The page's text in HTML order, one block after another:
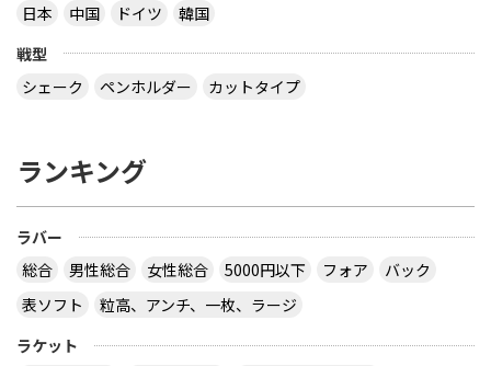
なら接着層 15% もありえますね 【質問】 （１）卓
ラケットで フォア面に近い所に 厚い接着層を入れ
る想定をしたのでしょうか？
いケースもあり得ますよ。 ２枚合板、昔にあったセ
板だったか、４枚合板だったかは忘れましたが。
サイトを見る
日本
中国 ドイツ
韓国
戦型
シェーク
ペンホルダー カットタイプ
ランキング
ラバー
総合
男性総合 女性総合 5000円以下 フォア
バック
表ソフト
粒高、アンチ、一枚、ラージ
ラケット